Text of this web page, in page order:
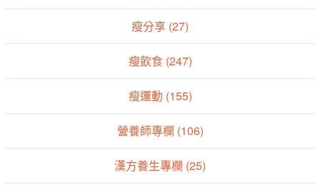
瘦分享 (27)
瘦飲食 (247)
瘦運動 (155)
營養師專欄 (106)
漢方養生專欄 (25)